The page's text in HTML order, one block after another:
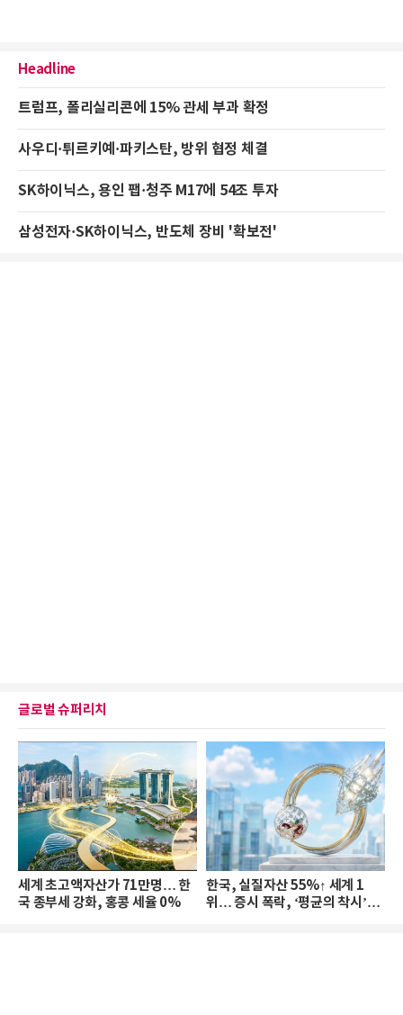
Headline
트럼프, 폴리실리콘에 15% 관세 부과 확정
사우디·튀르키예·파키스탄, 방위 협정 체결
SK하이닉스, 용인 팹·청주 M17에 54조 투자
삼성전자·SK하이닉스, 반도체 장비 '확보전'
글로벌 슈퍼리치
세계 초고액자산가 71만명… 한
국 종부세 강화, 홍콩 세율 0%
한국, 실질자산 55%↑ 세계 1
위… 증시 폭락, ‘평균의 착시’와